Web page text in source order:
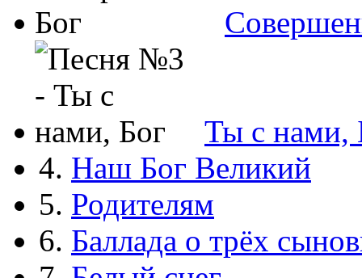
Ты с нами,
4. Наш Бог Великий
5. Родителям
6. Баллада о трёх